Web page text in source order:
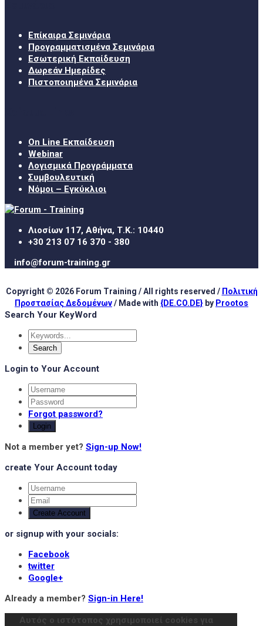
Επίκαιρα Σεμινάρια
Προγραμματισμένα Σεμινάρια
Εσωτερική Εκπαίδευση
Δωρεάν Ημερίδες
Πιστοποιημένα Σεμινάρια
On Line Εκπαίδευση
Webinar
Λογισμικά Προγράμματα
Συμβουλευτική
Νόμοι – Εγκύκλιοι
Λιοσίων 117, Αθήνα, Τ.Κ.: 10440
+30 213 07 16 370 - 380
info@forum-training.gr
Copyright © 2026 Forum Training / All rights reserved / Πολιτική
Προστασίας Δεδομένων/ Made with {DE.CO.DE} by Prootos
Search Your KeyWord
Login to Your Account
Forgot password?
Login
Not a member yet? Sign-up Now!
create Your Account today
Create Account
or signup with your socials:
Facebook
twitter
Google+
Already a member? Sign-in Here!
Αυτός ο ιστότοπος χρησιμοποιεί cookies για